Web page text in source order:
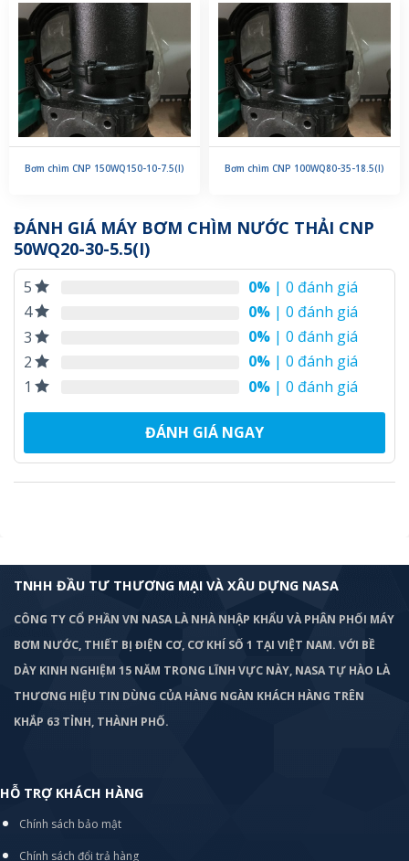
Bơm chìm CNP 150WQ150-10-7.5(I) Bơm chìm CNP 100WQ80-35-18.5(I)
ĐÁNH GIÁ MÁY BƠM CHÌM NƯỚC THẢI CNP
50WQ20-30-5.5(I)
5 0% | 0 đánh giá
4
0% | 0 đánh giá
3
0% | 0 đánh giá
2
0% | 0 đánh giá
1
0% | 0 đánh giá
ĐÁNH GIÁ NGAY
TNHH ĐẦU TƯ THƯƠNG MẠI VÀ XÂU DỰNG NASA
CÔNG TY CỔ PHẦN VN NASA LÀ NHÀ NHẬP KHẨU VÀ PHÂN PHỐI MÁY
BƠM NƯỚC, THIẾT BỊ ĐIỆN CƠ, CƠ KHÍ SỐ 1 TẠI VIỆT NAM. VỚI BỀ
DÀY KINH NGHIỆM 15 NĂM TRONG LĨNH VỰC NÀY, NASA TỰ HÀO LÀ
THƯƠNG HIỆU TIN DÙNG CỦA HÀNG NGÀN KHÁCH HÀNG TRÊN
KHẮP 63 TỈNH, THÀNH PHỐ.
HỖ TRỢ KHÁCH HÀNG
Chính sách bảo mật
Chính sách đổi trả hàng